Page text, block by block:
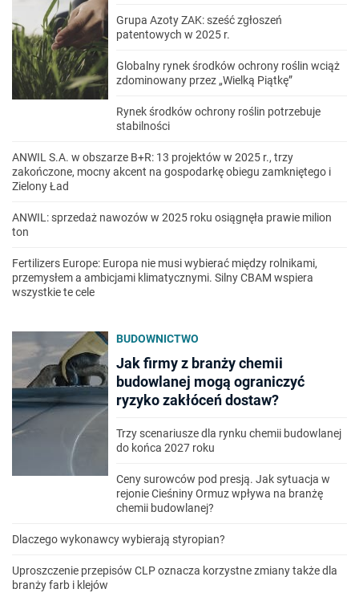
Grupa Azoty ZAK: sześć zgłoszeń
patentowych w 2025 r.
Globalny rynek środków ochrony roślin wciąż
zdominowany przez „Wielką Piątkę”
Rynek środków ochrony roślin potrzebuje
stabilności
ANWIL S.A. w obszarze B+R: 13 projektów w 2025 r., trzy
zakończone, mocny akcent na gospodarkę obiegu zamkniętego i
Zielony Ład
ANWIL: sprzedaż nawozów w 2025 roku osiągnęła prawie milion
ton
Fertilizers Europe: Europa nie musi wybierać między rolnikami,
przemysłem a ambicjami klimatycznymi. Silny CBAM wspiera
wszystkie te cele
BUDOWNICTWO
Jak firmy z branży chemii
budowlanej mogą ograniczyć
ryzyko zakłóceń dostaw?
Trzy scenariusze dla rynku chemii budowlanej
do końca 2027 roku
Ceny surowców pod presją. Jak sytuacja w
rejonie Cieśniny Ormuz wpływa na branżę
chemii budowlanej?
Dlaczego wykonawcy wybierają styropian?
Uproszczenie przepisów CLP oznacza korzystne zmiany także dla
branży farb i klejów